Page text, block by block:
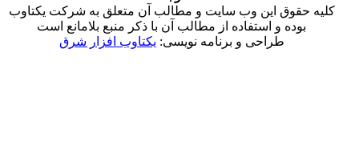
حقوق این وب سایت و مطالب آن متعلق به شرکت یکتاوب
بوده و استفاده از مطالب آن با ذکر منبع بلامانع است
طراحی و برنامه نویسی:یکتاوب افزار شرق